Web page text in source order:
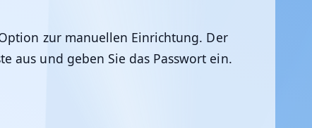
zur manuellen Einrichtung. Der
aus und geben Sie das Passwort ein.